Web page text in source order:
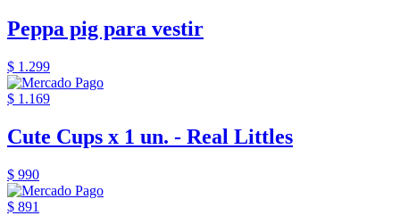
Peppa pig para vestir
$ 1.299
$ 1.169
Cute Cups x 1 un. - Real Littles
$ 990
$ 891